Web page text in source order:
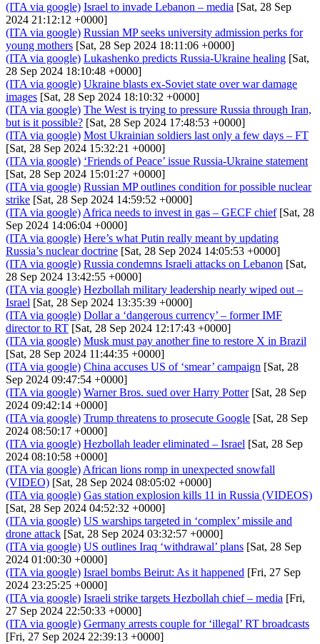
(ITA via google) Israel to invade Lebanon – media [Sat, 28 Sep
2024 21:12:12 +0000]
(ITA via google) Russian MP seeks university admission perks for
young mothers [Sat, 28 Sep 2024 18:11:06 +0000]
(ITA via google) Lukashenko predicts Russia-Ukraine healing [Sat,
28 Sep 2024 18:10:48 +0000]
(ITA via google) Ukraine blasts ex-Soviet state over war damage
images [Sat, 28 Sep 2024 18:10:32 +0000]
(ITA via google) The West is trying to pressure Russia through Iran,
but is it possible? [Sat, 28 Sep 2024 17:48:53 +0000]
(ITA via google) Most Ukrainian soldiers last only a few days – FT
[Sat, 28 Sep 2024 15:32:21 +0000]
(ITA via google) ‘Friends of Peace’ issue Russia-Ukraine statement
[Sat, 28 Sep 2024 15:01:27 +0000]
(ITA via google) Russian MP outlines condition for possible nuclear
strike [Sat, 28 Sep 2024 14:59:52 +0000]
(ITA via google) Africa needs to invest in gas – GECF chief[Sat, 28
Sep 2024 14:06:04 +0000]
(ITA via google) Here’s what Putin really meant by updating
Russia’s nuclear doctrine [Sat, 28 Sep 2024 14:05:53 +0000]
(ITA via google) Russia condemns Israeli attacks on Lebanon [Sat,
28 Sep 2024 13:42:55 +0000]
(ITA via google) Hezbollah military leadership nearly wiped out –
Israel [Sat, 28 Sep 2024 13:35:39 +0000]
(ITA via google) Dollar a ‘dangerous currency’ – former IMF
director to RT [Sat, 28 Sep 2024 12:17:43 +0000]
(ITA via google) Musk must pay another fine to restore X in Brazil
[Sat, 28 Sep 2024 11:44:35 +0000]
(ITA via google) China accuses US of ‘smear’ campaign [Sat, 28
Sep 2024 09:47:54 +0000]
(ITA via google) Warner Bros. sued over Harry Potter[Sat, 28 Sep
2024 09:42:14 +0000]
(ITA via google) Trump threatens to prosecute Google [Sat, 28 Sep
2024 08:50:17 +0000]
(ITA via google) Hezbollah leader eliminated – Israel [Sat, 28 Sep
2024 08:10:58 +0000]
(ITA via google) African lions romp in unexpected snowfall
(VIDEO) [Sat, 28 Sep 2024 08:05:02 +0000]
(ITA via google) Gas station explosion kills 11 in Russia (VIDEOS)
[Sat, 28 Sep 2024 04:52:32 +0000]
(ITA via google) US warships targeted in ‘complex’ missile and
drone attack [Sat, 28 Sep 2024 03:32:57 +0000]
(ITA via google) US outlines Iraq ‘withdrawal’ plans [Sat, 28 Sep
2024 01:00:30 +0000]
(ITA via google) Israel bombs Beirut: As it happened [Fri, 27 Sep
2024 23:25:25 +0000]
(ITA via google) Israeli strike targets Hezbollah chief – media [Fri,
27 Sep 2024 22:50:33 +0000]
(ITA via google) Germany arrests couple for ‘illegal’ RT broadcasts
[Fri, 27 Sep 2024 22:39:13 +0000]